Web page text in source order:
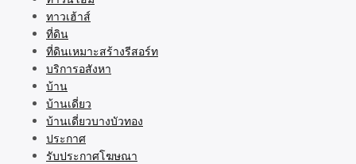
ทาวเฮ้าส์
ที่ดิน
ที่ดินเหมาะสร้างรีสอร์ท
บริการอสังหา
บ้าน
บ้านเดี่ยว
บ้านเดี่ยวบางบัวทอง
ประกาศ
รับประกาศโฆษณา